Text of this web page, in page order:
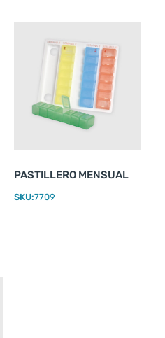
PASTILLERO MENSUAL
SKU:7709